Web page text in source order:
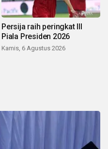
Persija raih peringkat III
Piala Presiden 2026
Kamis, 6 Agustus 2026